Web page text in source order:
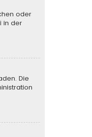
oder
in der
Die